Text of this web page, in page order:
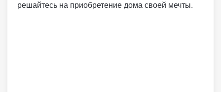
решайтесь на приобретение дома своей мечты.